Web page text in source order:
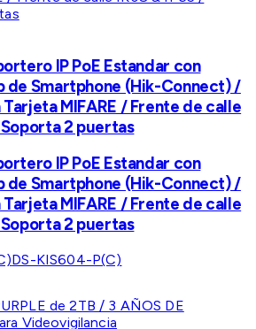
IP PoE Estandar con
de Smartphone (Hik-Connect) /
MIFARE / Frente de calle
2 puertas
IP PoE Estandar con
de Smartphone (Hik-Connect) /
MIFARE / Frente de calle
2 puertas
DS-KIS604-P(C)